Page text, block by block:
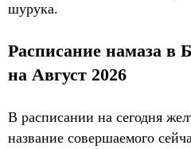
шурука.
Расписание намаза
на Август 2026
В расписании на сегодня
название совершаемого